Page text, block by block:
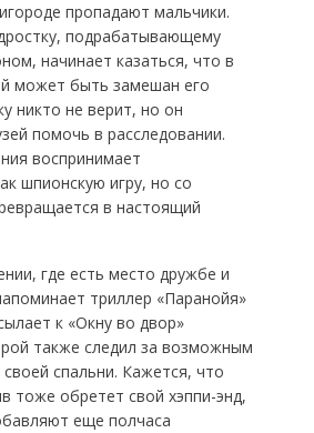
пропадают мальчики.
подрабатывающему
начинает казаться, что в
может быть замешан его
никто не верит, но он
помочь в расследовании.
воспринимает
шпионскую игру, но со
в настоящий
где есть место дружбе и
триллер «Паранойя»
к «Окну во двор»
также следил за возможным
спальни. Кажется, что
тоже обретет свой хэппи-энд,
еще полчаса